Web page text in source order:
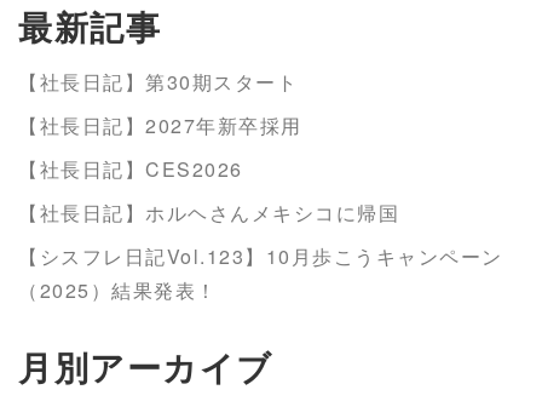
最新記事
【社長日記】第30期スタート
【社長日記】2027年新卒採用
【社長日記】CES2026
【社長日記】ホルヘさんメキシコに帰国
【シスフレ日記Vol.123】10月歩こうキャンペーン
（2025）結果発表！
月別アーカイブ